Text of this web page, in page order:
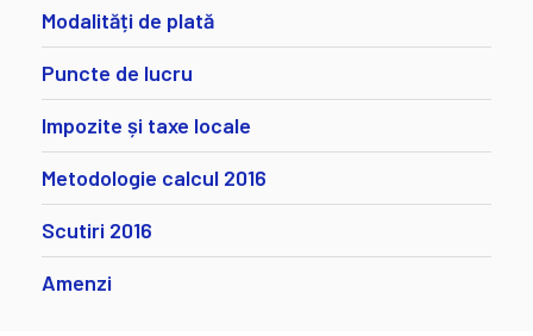
Modalități de plată
Puncte de lucru
Impozite și taxe locale
Metodologie calcul 2016
Scutiri 2016
Amenzi